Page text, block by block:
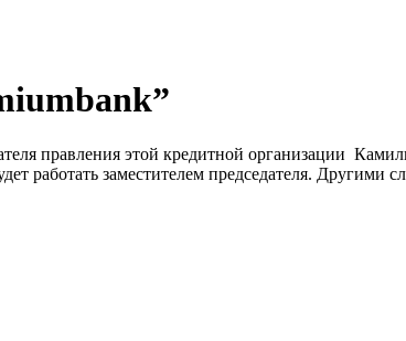
правления этой кредитной организации
работать заместителем председателя. Другими